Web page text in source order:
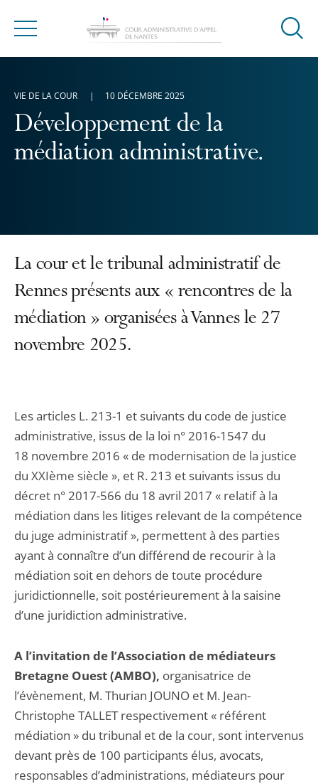
Menu
Ouvrir
Développement de la
médiation administrative.
VIE DE LA COUR 10 DÉCEMBRE 2025
La cour et le tribunal administratif de
Rennes présents aux « rencontres de la
médiation » organisées à Vannes le 27
novembre 2025.
Les articles L. 213-1 et suivants du code de justice
administrative, issus de la loi n° 2016-1547 du
18 novembre 2016 « de modernisation de la justice
du XXIème siècle », et R. 213 et suivants issus du
décret n° 2017-566 du 18 avril 2017 « relatif à la
médiation dans les litiges relevant de la compétence
du juge administratif », permettent à des parties
ayant à connaître d’un différend de recourir à la
médiation soit en dehors de toute procédure
juridictionnelle, soit postérieurement à la saisine
d’une juridiction administrative.
A l’invitation de l’Association de médiateurs
Bretagne Ouest (AMBO), organisatrice de
l’évènement, M. Thurian JOUNO et M. Jean-
Christophe TALLET respectivement « référent
médiation » du tribunal et de la cour, sont intervenus
devant près de 100 participants élus, avocats,
responsables d’administrations, médiateurs pour